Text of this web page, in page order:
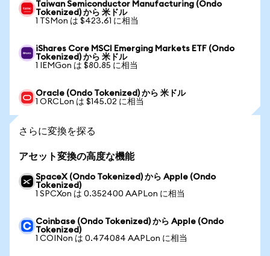
Taiwan Semiconductor Manufacturing (Ondo
Tokenized) から 米ドル
1 TSMon は $423.61 に相当
iShares Core MSCI Emerging Markets ETF (Ondo
Tokenized) から 米ドル
1 IEMGon は $80.85 に相当
Oracle (Ondo Tokenized) から 米ドル
1 ORCLon は $145.02 に相当
さらに変換を探る
アセット変換の高度な機能
SpaceX (Ondo Tokenized) から Apple (Ondo
Tokenized)
1 SPCXon は 0.352400 AAPLon に相当
Coinbase (Ondo Tokenized) から Apple (Ondo
Tokenized)
1 COINon は 0.474084 AAPLon に相当